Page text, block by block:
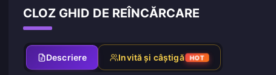
CLOZ GHID DE REÎNCĂRCARE
Descriere Invită și câștigă HOT